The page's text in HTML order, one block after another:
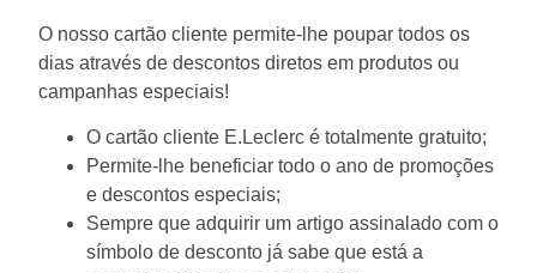
O nosso cartão cliente permite-lhe poupar todos os
dias através de descontos diretos em produtos ou
campanhas especiais!
O cartão cliente E.Leclerc é totalmente gratuito;
Permite-lhe beneficiar todo o ano de promoções
e descontos especiais;
Sempre que adquirir um artigo assinalado com o
símbolo de desconto já sabe que está a